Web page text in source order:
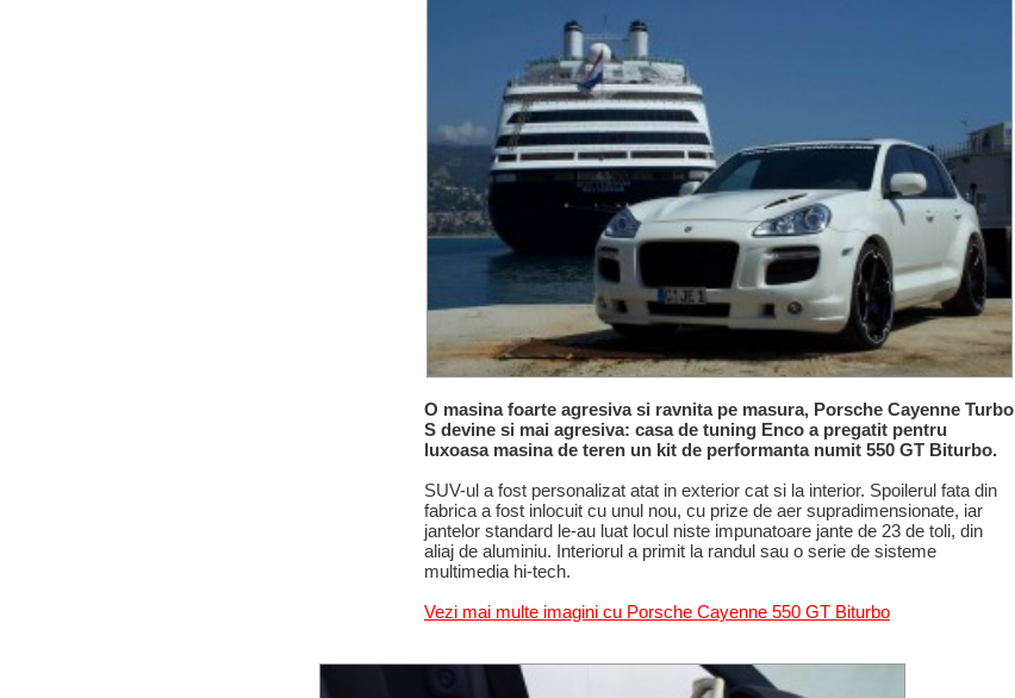
O masina foarte agresiva si ravnita pe masura, Porsche Cayenne Turbo
S devine si mai agresiva: casa de tuning Enco a pregatit pentru
luxoasa masina de teren un kit de performanta numit 550 GT Biturbo.
SUV-ul a fost personalizat atat in exterior cat si la interior. Spoilerul fata din
fabrica a fost inlocuit cu unul nou, cu prize de aer supradimensionate, iar
jantelor standard le-au luat locul niste impunatoare jante de 23 de toli, din
aliaj de aluminiu. Interiorul a primit la randul sau o serie de sisteme
multimedia hi-tech.
Vezi mai multe imagini cu Porsche Cayenne 550 GT Biturbo